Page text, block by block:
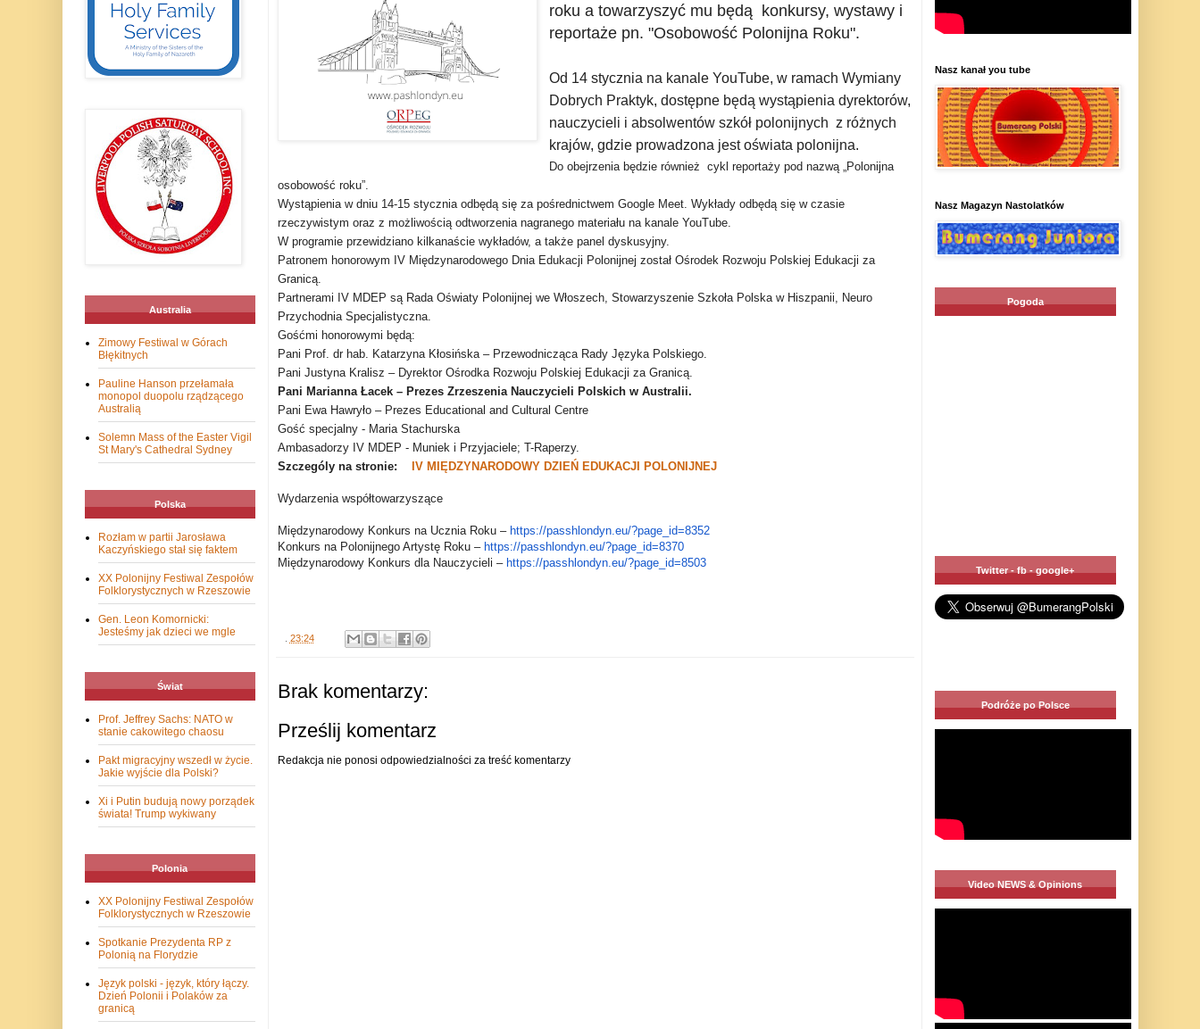
roku a towarzyszyć mu będą konkursy, wystawy i
reportaże pn. "Osobowość Polonijna Roku".
Od 14 stycznia na kanale YouTube, w ramach Wymiany
Dobrych Praktyk, dostępne będą wystąpienia dyrektorów,
nauczycieli i absolwentów szkół polonijnych z różnych
krajów, gdzie prowadzona jest oświata polonijna.
Do obejrzenia będzie również cykl reportaży pod nazwą „Polonijna
osobowość roku”.
Wystąpienia w dniu 14-15 stycznia odbędą się za pośrednictwem Google Meet. Wykłady odbędą się w czasie
rzeczywistym oraz z możliwością odtworzenia nagranego materiału na kanale YouTube.
W programie przewidziano kilkanaście wykładów, a także panel dyskusyjny.
Patronem honorowym IV Międzynarodowego Dnia Edukacji Polonijnej został Ośrodek Rozwoju Polskiej Edukacji za
Granicą.
Partnerami IV MDEP są Rada Oświaty Polonijnej we Włoszech, Stowarzyszenie Szkoła Polska w Hiszpanii, Neuro
Przychodnia Specjalistyczna.
Gośćmi honorowymi będą:
Pani Prof. dr hab. Katarzyna Kłosińska – Przewodnicząca Rady Języka Polskiego.
Pani Justyna Kralisz – Dyrektor Ośrodka Rozwoju Polskiej Edukacji za Granicą.
Pani Marianna Łacek – Prezes Zrzeszenia Nauczycieli Polskich w Australii.
Pani Ewa Hawryło – Prezes Educational and Cultural Centre
Gość specjalny - Maria Stachurska
Ambasadorzy IV MDEP - Muniek i Przyjaciele; T-Raperzy.
Szczególy na stronie: IV MIĘDZYNARODOWY DZIEŃ EDUKACJI POLONIJNEJ
Wydarzenia współtowarzyszące
Międzynarodowy Konkurs na Ucznia Roku – https://passhlondyn.eu/?page_id=8352
Konkurs na Polonijnego Artystę Roku – https://passhlondyn.eu/?page_id=8370
Międzynarodowy Konkurs dla Nauczycieli – https://passhlondyn.eu/?page_id=8503
23:24
Brak komentarzy:
Prześlij komentarz
Redakcja nie ponosi odpowiedzialności za treść komentarzy
Australia
Zimowy Festiwal w Górach
Błękitnych
Pauline Hanson przełamała
monopol duopolu rządzącego
Australią
Solemn Mass of the Easter Vigil
St Mary's Cathedral Sydney
Polska
Rozłam w partii Jarosława
Kaczyńskiego stał się faktem
XX Polonijny Festiwal Zespołów
Folklorystycznych w Rzeszowie
Gen. Leon Komornicki:
Jesteśmy jak dzieci we mgle
Świat
Prof. Jeffrey Sachs: NATO w
stanie cakowitego chaosu
Pakt migracyjny wszedł w życie.
Jakie wyjście dla Polski?
Xi i Putin budują nowy porządek
świata! Trump wykiwany
Polonia
XX Polonijny Festiwal Zespołów
Folklorystycznych w Rzeszowie
Spotkanie Prezydenta RP z
Polonią na Florydzie
Język polski - język, który łączy.
Dzień Polonii i Polaków za
granicą
Nasz kanał you tube
Nasz Magazyn Nastolatków
Pogoda
Twitter - fb - google+
Podróże po Polsce
Video NEWS & Opinions